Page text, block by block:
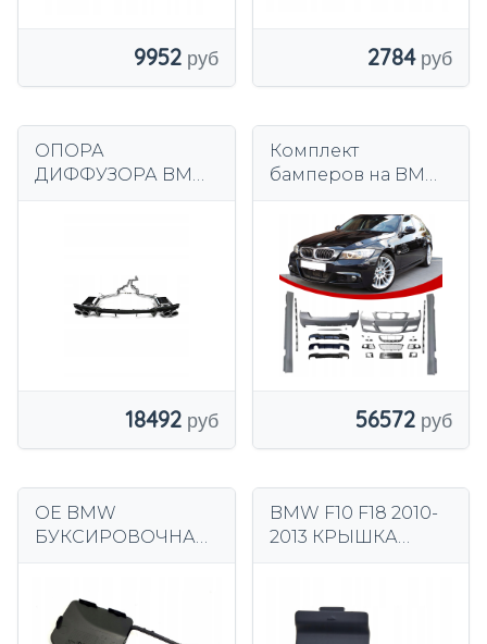
9952 2784
ОПОРА
ДИФФУЗОРА BMW
18492
Комплект
бамперов на BMW
передний, обвес с
парктрониками и
галогенными
фарами
56572
OE BMW
БУКСИРОВОЧНАЯ
LCI 51125A45EE2
BMW F10 F18 2010-
2013 КРЫШКА
БАМПЕР
51127240133